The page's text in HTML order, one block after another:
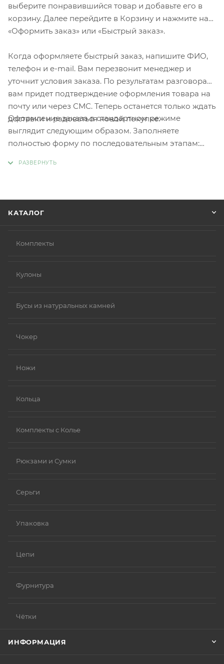
выберите понравившийся товар и добавьте его в
корзину. Далее перейдите в Корзину и нажмите на
«Оформить заказ» или «Быстрый заказ».
Когда оформляете быстрый заказ, напишите ФИО,
телефон и e-mail. Вам перезвонит менеджер и
уточнит условия заказа. По результатам разговора
вам придет подтверждение оформления товара на
почту или через СМС. Теперь останется только ждать
доставки и радоваться новой покупке.
Оформление заказа в стандартном режиме
выглядит следующим образом. Заполняете
полностью форму по последовательным этапам:
КАТАЛОГ
Комплекты
Кулоны
Бусы из натуральных камней
Чокер
Ножи
Кольца
Комплекты с Колье
Рюкзами и Сумки
Серьги
Упаковка
Цепи
Фурнитура
Чётки
ИНФОРМАЦИЯ